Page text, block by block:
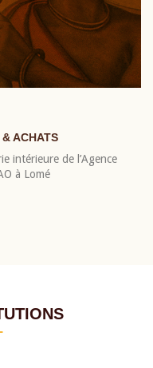
ACHATS
intérieure de l’Agence
à Lomé